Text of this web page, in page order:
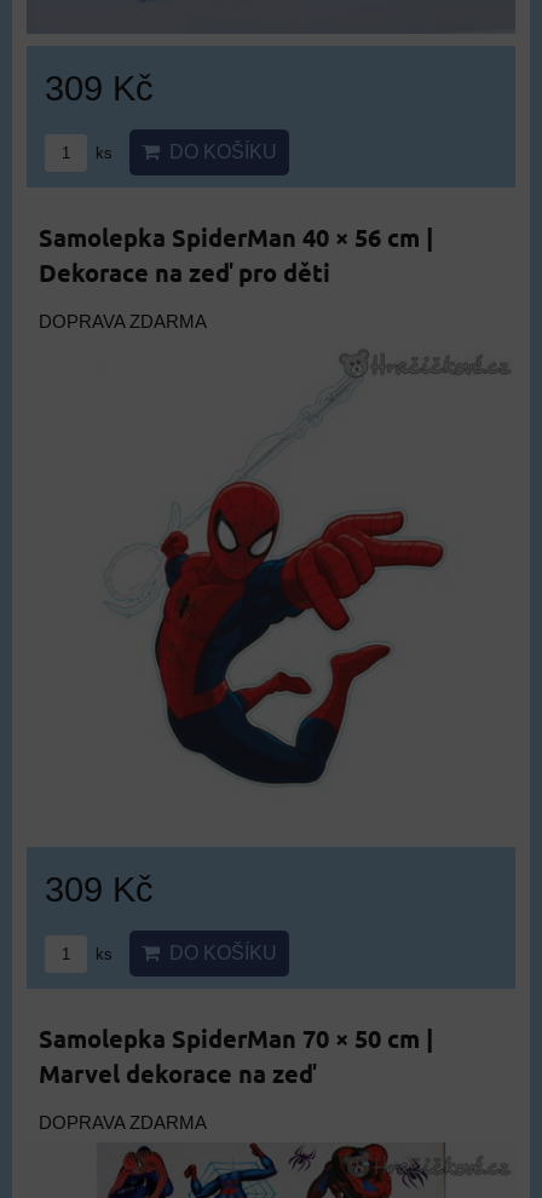
309 Kč
ks DO KOŠÍKU
Samolepka SpiderMan 40 × 56 cm |
Dekorace na zeď pro děti
DOPRAVA ZDARMA
309 Kč
ks DO KOŠÍKU
Samolepka SpiderMan 70 × 50 cm |
Marvel dekorace na zeď
DOPRAVA ZDARMA